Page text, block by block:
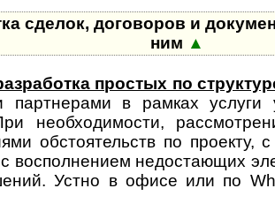
сделок, договоров и
ним ▲
простых по
парт­не­рами в рам­ках услуги
необхо­димости,
обстоя­тельств по
восполнением недо­ста­ющих
Устно в офисе или по